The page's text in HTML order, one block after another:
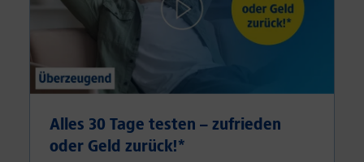
Alles 30 Tage testen – zufrieden
oder Geld zurück!⁠*